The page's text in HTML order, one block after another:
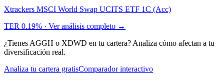
Xtrackers MSCI World Swap UCITS ETF 1C (Acc)
TER 0.19% · Ver análisis completo →
¿Tienes AGGH o XDWD en tu cartera? Analiza cómo afectan a tu
diversificación real.
Analiza tu cartera gratisComparador interactivo